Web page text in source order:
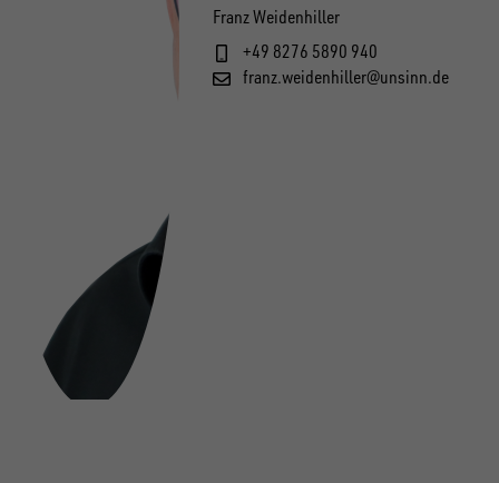
Franz Weidenhiller
+49 8276 5890 940
franz.weidenhiller@unsinn.de